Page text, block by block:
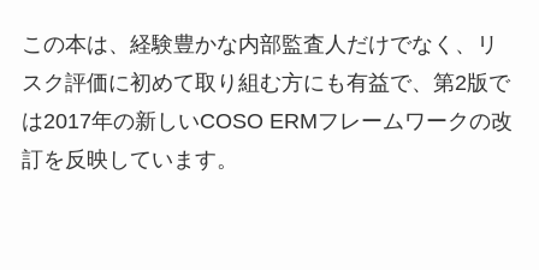
この本は、経験豊かな内部監査人だけでなく、リ
スク評価に初めて取り組む方にも有益で、第2版で
は2017年の新しいCOSO ERMフレームワークの改
訂を反映しています。